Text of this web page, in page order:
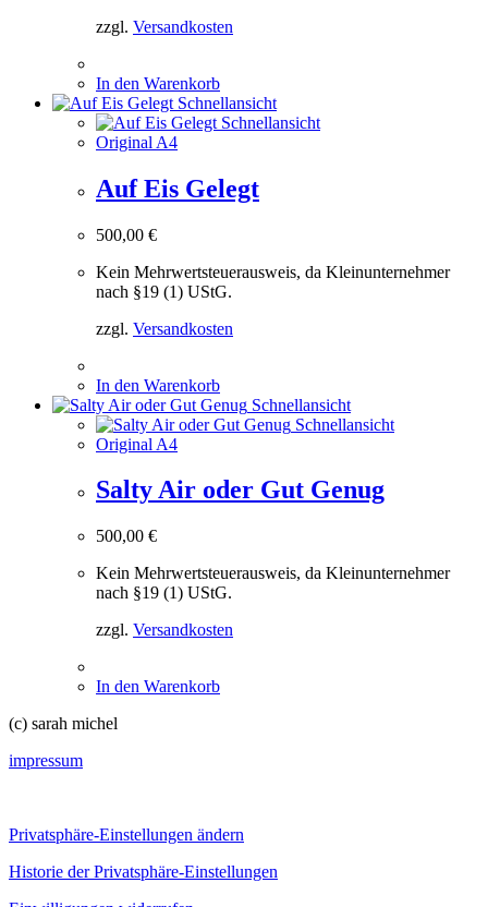
zzgl. Versandkosten
In den Warenkorb
Schnellansicht
Schnellansicht
Original A4
Auf Eis Gelegt
500,00 €
Kein Mehrwertsteuerausweis, da Kleinunternehmer
nach §19 (1) UStG.
zzgl. Versandkosten
In den Warenkorb
Schnellansicht
Schnellansicht
Original A4
Salty Air oder Gut Genug
500,00 €
Kein Mehrwertsteuerausweis, da Kleinunternehmer
nach §19 (1) UStG.
zzgl. Versandkosten
In den Warenkorb
(c) sarah michel
impressum
Privatsphäre-Einstellungen ändern
Historie der Privatsphäre-Einstellungen